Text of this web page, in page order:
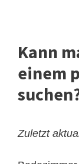
Kann
einem
Zuletzt